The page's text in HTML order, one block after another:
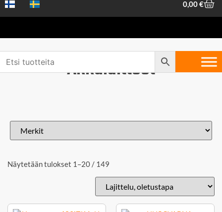
0,00€
Akkulaitteet
Näytetään tulokset 1–20 / 149